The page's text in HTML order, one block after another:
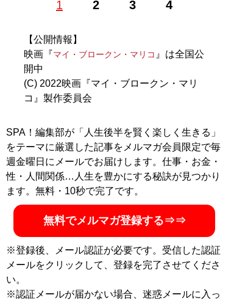
1 2 3 4
映画周辺のインタビュー取材を軸に、テレビドラマや芝
る。親類縁者で唯一の映画好きとして育った突然変異。
X（旧Twitter）：
@mochi_fumi
記事一覧へ
【公開情報】
映画『マイ・ブロークン・マリコ 』は全国公
開中
(C) 2022映画『マイ・ブロークン・マリ
コ』製作委員会
SPA！編集部が「人生後半を賢く楽しく生きる」
をテーマに厳選した記事をメルマガ会員限定で毎
週金曜日にメールでお届けします。仕事・お金・
性・人間関係…人生を豊かにする秘訣が見つかり
ます。無料・10秒で完了です。
無料でメルマガ登録する⇒⇒
※登録後、メール認証が必要です。受信した認証
メールをクリックして、登録を完了させてくださ
い。
※認証メールが届かない場合、迷惑メールに入っ